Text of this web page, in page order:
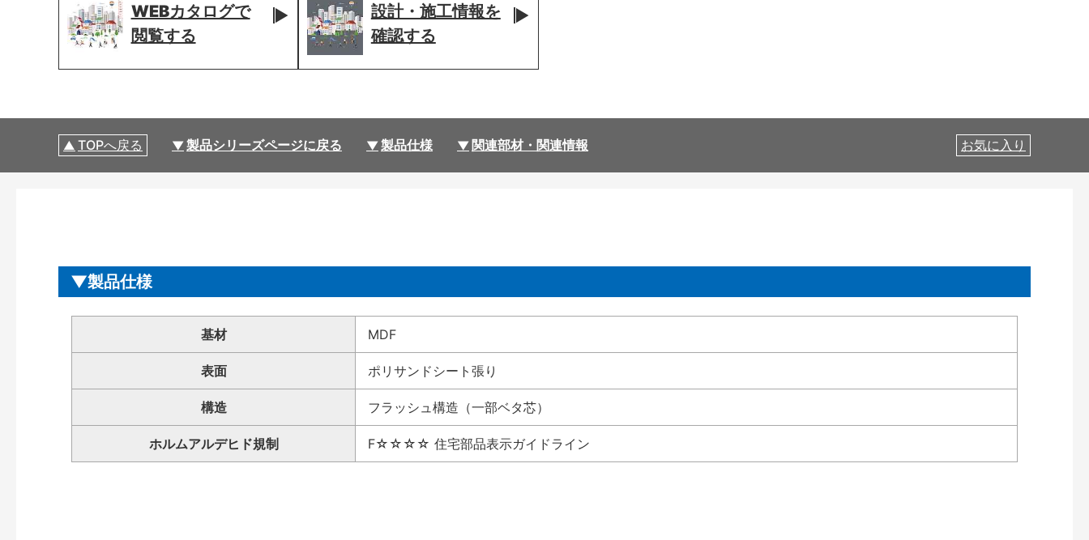
WEBカタログで
閲覧する
設計・施工情報を
確認する
TOPへ戻る 製品シリーズページに戻る 製品仕様 関連部材・関連情報 お気に入り
製品仕様
基材 MDF
表面 ポリサンドシート張り
構造 フラッシュ構造（一部ベタ芯）
ホルムアルデヒド規制 F☆☆☆☆ 住宅部品表示ガイドライン